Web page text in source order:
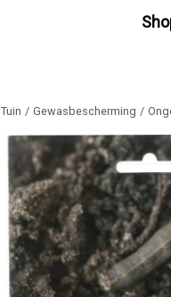
Tuin Gewasbescherming